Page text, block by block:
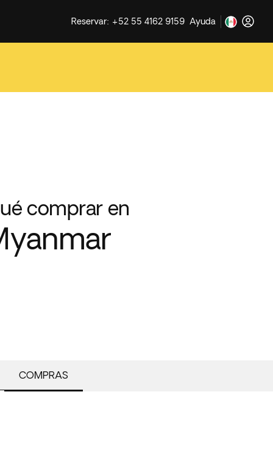
Reservar: +52 55 4162 9159 Ayuda
comprar en
COMPRAS